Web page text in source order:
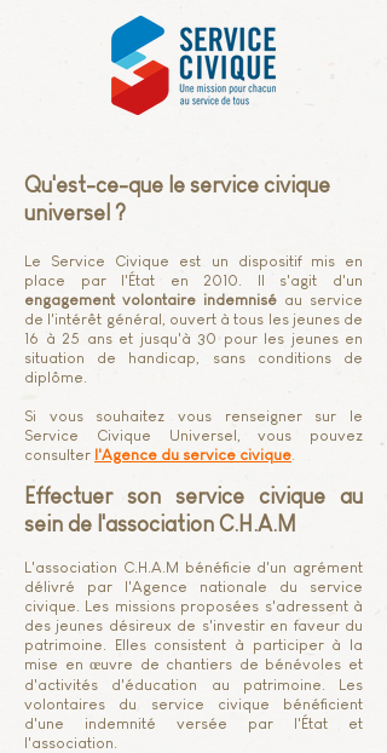
Qu'est-ce-que le service civique
universel ?
Le Service Civique est un dispositif mis en
place par l'État en 2010. Il s'agit d'un
engagement volontaire indemnisé au service
de l'intérêt général, ouvert à tous les jeunes de
16 à 25 ans et jusqu'à 30 pour les jeunes en
situation de handicap, sans conditions de
diplôme.
Si vous souhaitez vous renseigner sur le
Service Civique Universel, vous pouvez
consulter l'Agence du service civique.
Effectuer son service civique au
sein de l'association C.H.A.M
L'association C.H.A.M bénéficie d'un agrément
délivré par l'Agence nationale du service
civique. Les missions proposées s'adressent à
des jeunes désireux de s'investir en faveur du
patrimoine. Elles consistent à participer à la
mise en œuvre de chantiers de bénévoles et
d'activités d'éducation au patrimoine. Les
volontaires du service civique bénéficient
d'une indemnité versée par l'État et
l'association.